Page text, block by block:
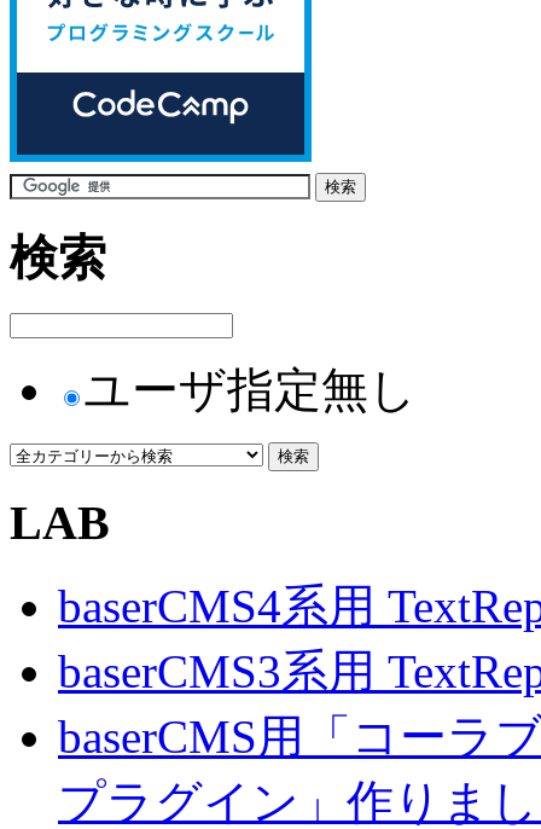
検索
ユーザ指定無し
LAB
baserCMS4系用
baserCMS3系用
baserCMS用「コーラ
プラグイン」作りま